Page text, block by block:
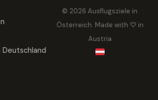
Deutschland
© 2026 Ausflugsziele in
Österreich. Made with ♡ in
Austria